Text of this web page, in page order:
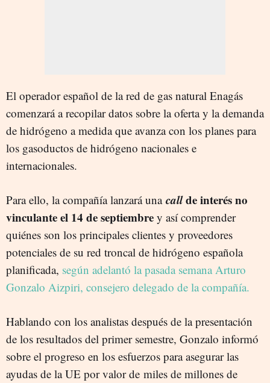
El operador español de la red de gas natural Enagás
comenzará a recopilar datos sobre la oferta y la demanda
de hidrógeno a medida que avanza con los planes para
los gasoductos de hidrógeno nacionales e
internacionales.
Para ello, la compañía lanzará una callde interés no
vinculante el 14 de septiembre y así comprender
quiénes son los principales clientes y proveedores
potenciales de su red troncal de hidrógeno española
planificada, según adelantó la pasada semana Arturo
Gonzalo Aizpiri, consejero delegado de la compañía.
Hablando con los analistas después de la presentación
de los resultados del primer semestre, Gonzalo informó
sobre el progreso en los esfuerzos para asegurar las
ayudas de la UE por valor de miles de millones de